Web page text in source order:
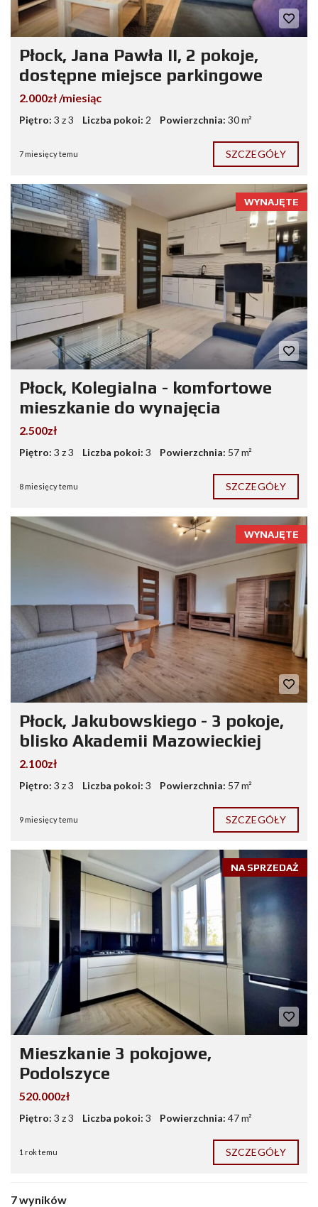
Płock, Jana Pawła II, 2 pokoje,
dostępne miejsce parkingowe
2.000zł /miesiąc
Piętro: 3 z 3 Liczba pokoi: 2 Powierzchnia: 30 m²
7 miesięcy temu SZCZEGÓŁY
WYNAJĘTE
Płock, Kolegialna - komfortowe
mieszkanie do wynajęcia
2.500zł
Piętro: 3 z 3 Liczba pokoi: 3 Powierzchnia: 57 m²
8 miesięcy temu SZCZEGÓŁY
WYNAJĘTE
Płock, Jakubowskiego - 3 pokoje,
blisko Akademii Mazowieckiej
2.100zł
Piętro: 3 z 3 Liczba pokoi: 3 Powierzchnia: 57 m²
9 miesięcy temu SZCZEGÓŁY
NA SPRZEDAŻ
Mieszkanie 3 pokojowe,
Podolszyce
520.000zł
Piętro: 3 z 3 Liczba pokoi: 3 Powierzchnia: 47 m²
1 rok temu SZCZEGÓŁY
7 wyników